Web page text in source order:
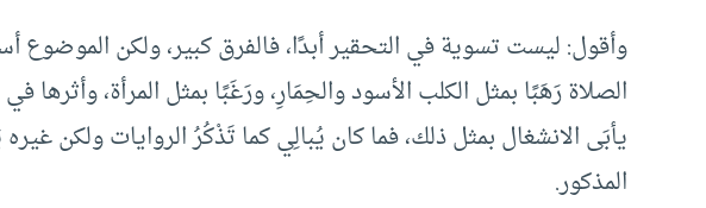
وأقول: ليست تسوية في التحقير أبدًا، فالفرق كبير، ولكن الموضوع
الصلاة رَهَبًا بمثل الكلب الأسود والحِمَارِ، ورَغَبًا بمثل المرأة، وأثرها
يأبَى الانشغال بمثل ذلك، فما كان يُبالِي كما تَذْكُرُ الروايات ولكن
المذكور.